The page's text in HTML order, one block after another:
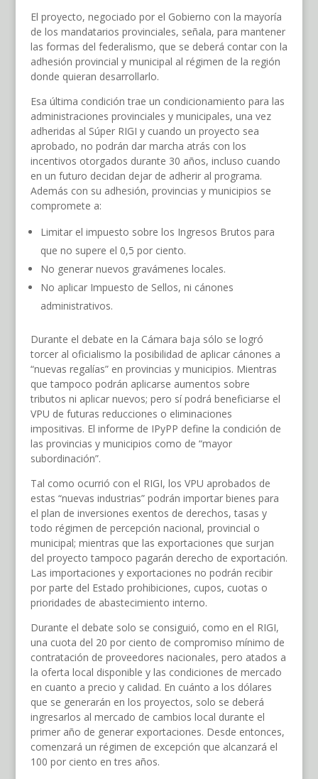
El proyecto, negociado por el Gobierno con la mayoría
de los mandatarios provinciales, señala, para mantener
las formas del federalismo, que se deberá contar con la
adhesión provincial y municipal al régimen de la región
donde quieran desarrollarlo.
Esa última condición trae un condicionamiento para las
administraciones provinciales y municipales, una vez
adheridas al Súper RIGI y cuando un proyecto sea
aprobado, no podrán dar marcha atrás con los
incentivos otorgados durante 30 años, incluso cuando
en un futuro decidan dejar de adherir al programa.
Además con su adhesión, provincias y municipios se
compromete a:
Limitar el impuesto sobre los Ingresos Brutos para
que no supere el 0,5 por ciento.
No generar nuevos gravámenes locales.
No aplicar Impuesto de Sellos, ni cánones
administrativos.
Durante el debate en la Cámara baja sólo se logró
torcer al oficialismo la posibilidad de aplicar cánones a
“nuevas regalías” en provincias y municipios. Mientras
que tampoco podrán aplicarse aumentos sobre
tributos ni aplicar nuevos; pero sí podrá beneficiarse el
VPU de futuras reducciones o eliminaciones
impositivas. El informe de IPyPP define la condición de
las provincias y municipios como de “mayor
subordinación”.
Tal como ocurrió con el RIGI, los VPU aprobados de
estas “nuevas industrias” podrán importar bienes para
el plan de inversiones exentos de derechos, tasas y
todo régimen de percepción nacional, provincial o
municipal; mientras que las exportaciones que surjan
del proyecto tampoco pagarán derecho de exportación.
Las importaciones y exportaciones no podrán recibir
por parte del Estado prohibiciones, cupos, cuotas o
prioridades de abastecimiento interno.
Durante el debate solo se consiguió, como en el RIGI,
una cuota del 20 por ciento de compromiso mínimo de
contratación de proveedores nacionales, pero atados a
la oferta local disponible y las condiciones de mercado
en cuanto a precio y calidad. En cuánto a los dólares
que se generarán en los proyectos, solo se deberá
ingresarlos al mercado de cambios local durante el
primer año de generar exportaciones. Desde entonces,
comenzará un régimen de excepción que alcanzará el
100 por ciento en tres años.